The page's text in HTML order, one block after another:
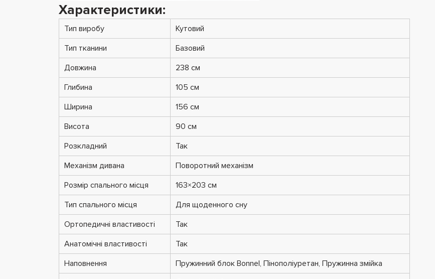
Характеристики:
Тип виробу
Кутовий
Тип тканини
Базовий
Довжина
238 см
Глибина
105 см
Ширина
156 см
Висота
90 см
Розкладний
Так
Механізм дивана
Поворотний механізм
Розмір спального місця
163×203 см
Тип спального місця
Для щоденного сну
Ортопедичні властивості
Так
Анатомічні властивості
Так
Наповнення
Пружинний блок Bonnel, Пінополіуретан, Пружинна змійка